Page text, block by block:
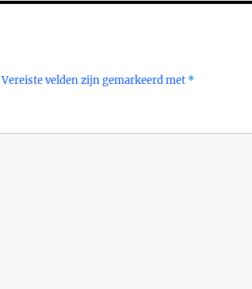
Vereiste velden zijn gemarkeerd met *